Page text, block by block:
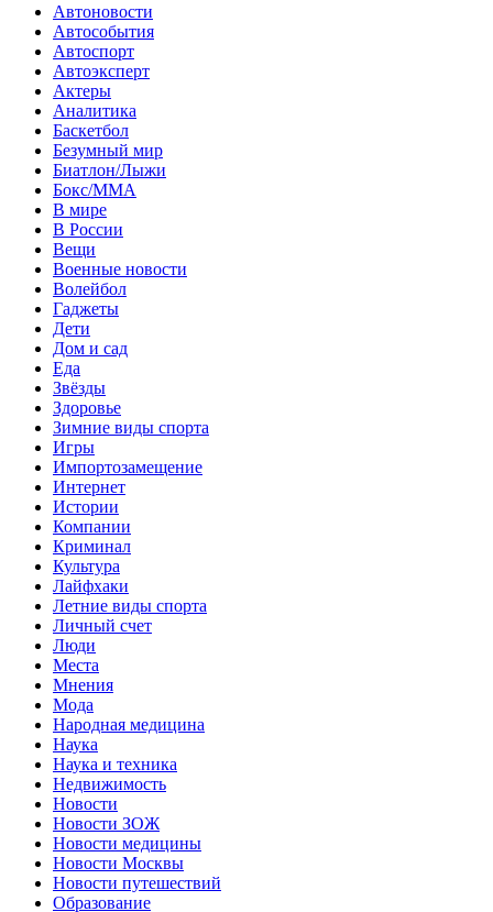
Автоновости
Автособытия
Автоспорт
Автоэксперт
Актеры
Аналитика
Баскетбол
Безумный мир
Биатлон/Лыжи
Бокс/MMA
В мире
В России
Вещи
Военные новости
Волейбол
Гаджеты
Дети
Дом и сад
Еда
Звёзды
Здоровье
Зимние виды спорта
Игры
Импортозамещение
Интернет
Истории
Компании
Криминал
Культура
Лайфхаки
Летние виды спорта
Личный счет
Люди
Места
Мнения
Мода
Народная медицина
Наука
Наука и техника
Недвижимость
Новости
Новости ЗОЖ
Новости медицины
Новости Москвы
Новости путешествий
Образование